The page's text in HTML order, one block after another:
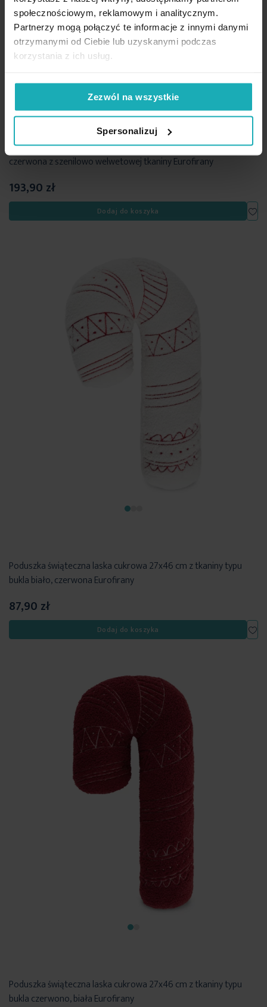
społecznościowym, reklamowym i analitycznym.
Partnerzy mogą połączyć te informacje z innymi danymi
otrzymanymi od Ciebie lub uzyskanymi podczas
korzystania z ich usług.
Zezwól na wszystkie
Spersonalizuj
Poduszka świąteczna w kształcie choinki 45x70 cm zielono,
czerwona z szenilowo welwetowej tkaniny Eurofirany
193,90 zł
Dodaj do koszyka
Poduszka świąteczna laska cukrowa 27x46 cm z tkaniny typu
bukla biało, czerwona Eurofirany
87,90 zł
Dodaj do koszyka
Poduszka świąteczna laska cukrowa 27x46 cm z tkaniny typu
bukla czerwono, biała Eurofirany